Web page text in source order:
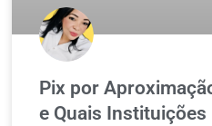
Pix por
e Quais